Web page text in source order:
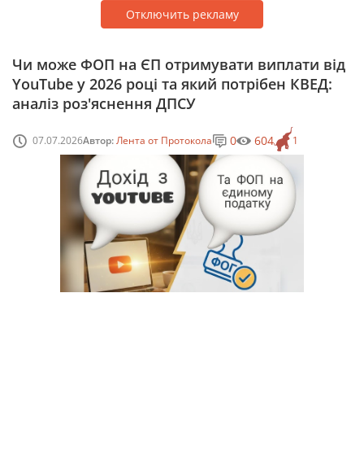
Отключить рекламу
Чи може ФОП на ЄП отримувати виплати від
YouTube у 2026 році та який потрібен КВЕД:
аналіз роз'яснення ДПСУ
07.07.2026Автор:Лента от Протокола 1
0 604